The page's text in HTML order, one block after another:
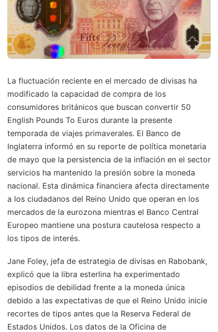
La fluctuación reciente en el mercado de divisas ha
modificado la capacidad de compra de los
consumidores británicos que buscan convertir 50
English Pounds To Euros durante la presente
temporada de viajes primaverales. El Banco de
Inglaterra informó en su reporte de política monetaria
de mayo que la persistencia de la inflación en el sector
servicios ha mantenido la presión sobre la moneda
nacional. Esta dinámica financiera afecta directamente
a los ciudadanos del Reino Unido que operan en los
mercados de la eurozona mientras el Banco Central
Europeo mantiene una postura cautelosa respecto a
los tipos de interés.
Jane Foley, jefa de estrategia de divisas en Rabobank,
explicó que la libra esterlina ha experimentado
episodios de debilidad frente a la moneda única
debido a las expectativas de que el Reino Unido inicie
recortes de tipos antes que la Reserva Federal de
Estados Unidos. Los datos de la Oficina de